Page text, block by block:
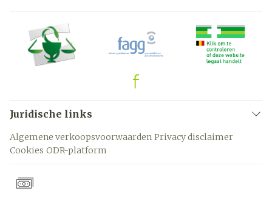
Juridische links
Algemene verkoopsvoorwaarden Privacy disclaimer
Cookies ODR-platform